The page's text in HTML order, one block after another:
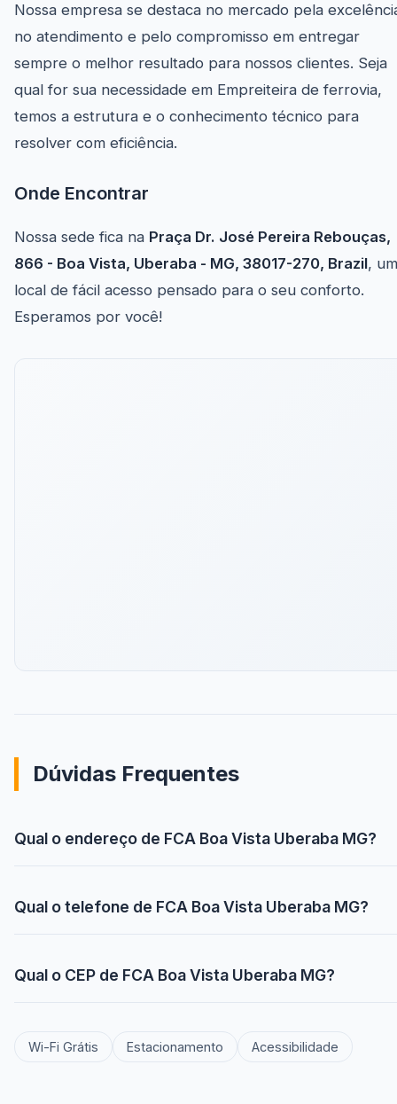
Nossa empresa se destaca no mercado pela
no atendimento e pelo compromisso em entregar
sempre o melhor resultado para nossos clientes. Seja
qual for sua necessidade em Empreiteira de ferrovia,
temos a estrutura e o conhecimento técnico para
resolver com eficiência.
Onde Encontrar
Nossa sede fica na Praça Dr. José Pereira Rebouças,
866 - Boa Vista, Uberaba - MG, 38017-270, Brazil, um
local de fácil acesso pensado para o seu conforto.
Esperamos por você!
Dúvidas Frequentes
Qual o endereço de FCA Boa Vista Uberaba MG?
Qual o telefone de FCA Boa Vista Uberaba MG?
Qual o CEP de FCA Boa Vista Uberaba MG?
Wi-Fi Grátis Estacionamento Acessibilidade